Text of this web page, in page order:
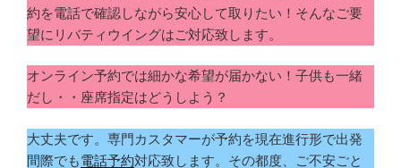
約を電話で確認しながら安心して取りたい！そんなご要
望にリバティウイングはご対応致します。
オンライン予約では細かな希望が届かない！子供も一緒
だし・・座席指定はどうしよう？
大丈夫です。専門カスタマーが予約を現在進行形で出発
間際でも電話予約対応致します。その都度、ご不安ごと